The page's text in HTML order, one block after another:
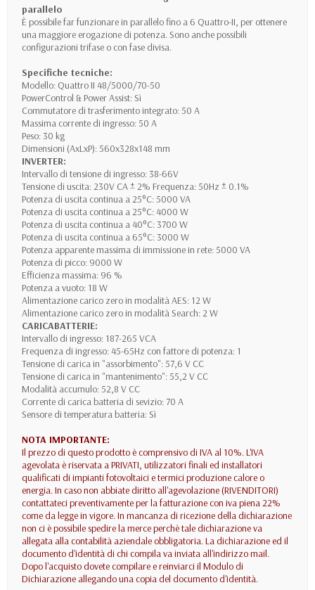
parallelo
È possibile far funzionare in parallelo fino a 6 Quattro-II, per ottenere
una maggiore erogazione di potenza. Sono anche possibili
configurazioni trifase o con fase divisa.
Specifiche tecniche:
Modello: Quattro II 48/5000/70-50
PowerControl & Power Assist: Sì
Commutatore di trasferimento integrato: 50 A
Massima corrente di ingresso: 50 A
Peso: 30 kg
Dimensioni (AxLxP): 560x328x148 mm
INVERTER:
Intervallo di tensione di ingresso: 38-66V
Tensione di uscita: 230V CA ± 2% Frequenza: 50Hz ± 0.1%
Potenza di uscita continua a 25°C: 5000 VA
Potenza di uscita continua a 25°C: 4000 W
Potenza di uscita continua a 40°C: 3700 W
Potenza di uscita continua a 65°C: 3000 W
Potenza apparente massima di immissione in rete: 5000 VA
Potenza di picco: 9000 W
Efficienza massima: 96 %
Potenza a vuoto: 18 W
Alimentazione carico zero in modalità AES: 12 W
Alimentazione carico zero in modalità Search: 2 W
CARICABATTERIE:
Intervallo di ingresso: 187-265 VCA
Frequenza di ingresso: 45-65Hz con fattore di potenza: 1
Tensione di carica in "assorbimento": 57,6 V CC
Tensione di carica in "mantenimento": 55,2 V CC
Modalità accumulo: 52,8 V CC
Corrente di carica batteria di sevizio: 70 A
Sensore di temperatura batteria: Sì
NOTA IMPORTANTE:
Il prezzo di questo prodotto è comprensivo di IVA al 10%. L'IVA
agevolata è riservata a PRIVATI, utilizzatori finali ed installatori
qualificati di impianti fotovoltaici e termici produzione calore o
energia. In caso non abbiate diritto all'agevolazione (RIVENDITORI)
contattateci preventivamente per la fatturazione con iva piena 22%
come da legge in vigore. In mancanza di ricezione della dichiarazione
non ci è possibile spedire la merce perchè tale dichiarazione va
allegata alla contabilità aziendale obbligatoria. La dichiarazione ed il
documento d'identità di chi compila va inviata all'indirizzo mail.
Dopo l'acquisto dovete compilare e reinviarci il Modulo di
Dichiarazione allegando una copia del documento d'identità.